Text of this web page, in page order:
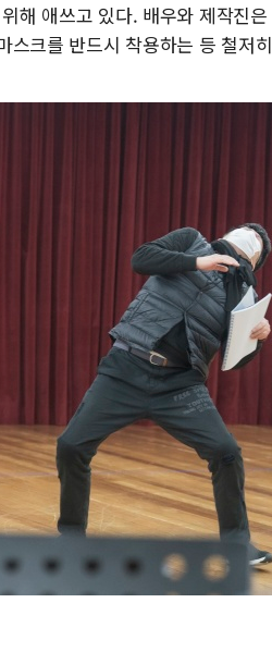
해 애쓰고 있다. 배우와 제작진
크를 반드시 착용하는 등 철저